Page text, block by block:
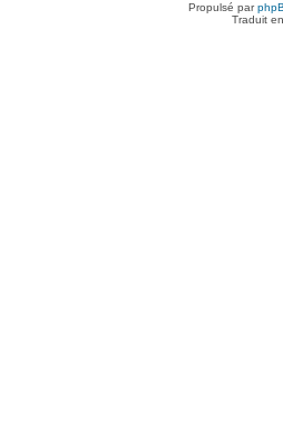
Propulsé par
Traduit